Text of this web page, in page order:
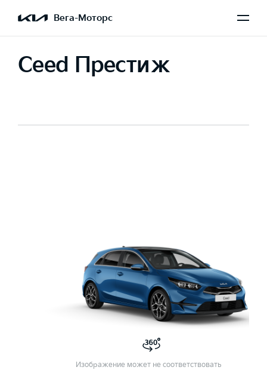
Вега-Моторс
Ceed Престиж
Изображение может не соответствовать